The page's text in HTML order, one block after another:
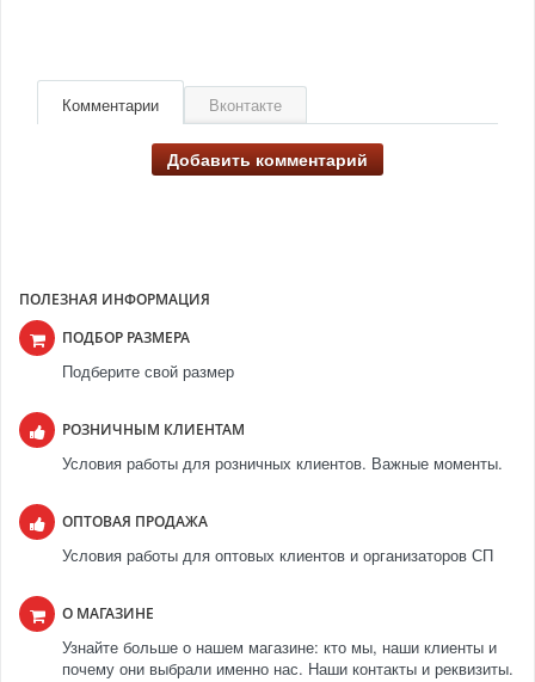
Комментарии Вконтакте
Добавить комментарий
ПОЛЕЗНАЯ ИНФОРМАЦИЯ
ПОДБОР РАЗМЕРА
Подберите свой размер
РОЗНИЧНЫМ КЛИЕНТАМ
Условия работы для розничных клиентов. Важные моменты.
ОПТОВАЯ ПРОДАЖА
Условия работы для оптовых клиентов и организаторов СП
О МАГАЗИНЕ
Узнайте больше о нашем магазине: кто мы, наши клиенты и
почему они выбрали именно нас. Наши контакты и реквизиты.